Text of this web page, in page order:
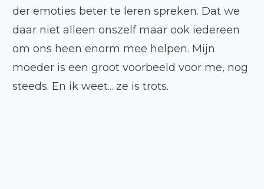
der emoties beter te leren spreken. Dat we
daar niet alleen onszelf maar ook iedereen
om ons heen enorm mee helpen. Mijn
moeder is een groot voorbeeld voor me, nog
steeds. En ik weet... ze is trots.